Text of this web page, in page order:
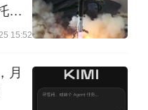
台将新增一员。
而言，在行业竞
权、内容在内的
收购带来的可能
起
15:52
月